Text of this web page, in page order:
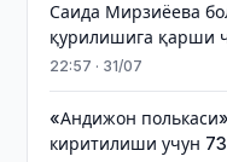
Саида Мирзиёева
қурилишига қарши
22:57 · 31/07
«Андижон
киритилиши учун